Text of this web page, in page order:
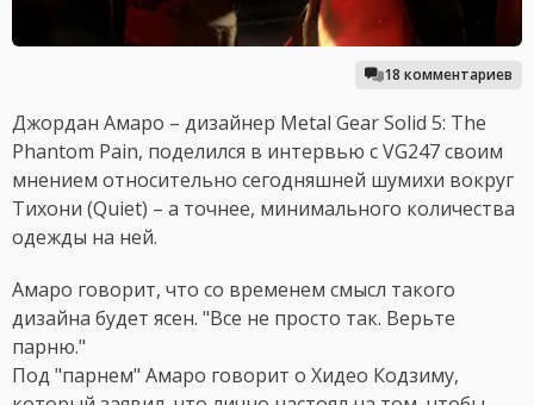
18 комментариев
Джордан Амаро – дизайнер Metal Gear Solid 5: The
Phantom Pain, поделился в интервью с VG247 своим
мнением относительно сегодняшней шумихи вокруг
Тихони (Quiet) – а точнее, минимального количества
одежды на ней.
Амаро говорит, что со временем смысл такого
дизайна будет ясен. "Все не просто так. Верьте
парню."
Под "парнем" Амаро говорит о Хидео Кодзиму,